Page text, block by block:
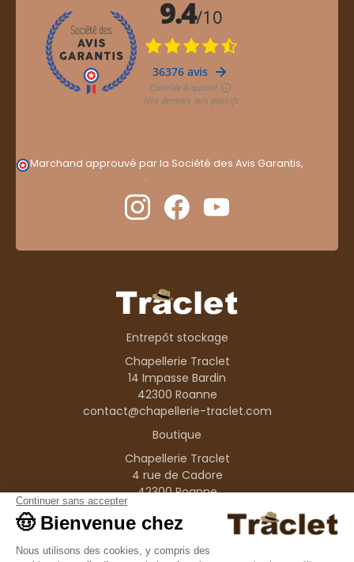
Marchand approuvé par la Société des Avis Garantis,
.
Entrepôt stockage
Chapellerie Traclet
14 Impasse Bardin
42300 Roanne
contact@chapellerie-traclet.com
Boutique
Chapellerie Traclet
4 rue de Cadore
42300 Roanne